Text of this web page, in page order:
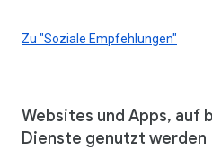
Zu "Soziale Empfehlungen"
Websites und Apps, auf
Dienste genutzt werden